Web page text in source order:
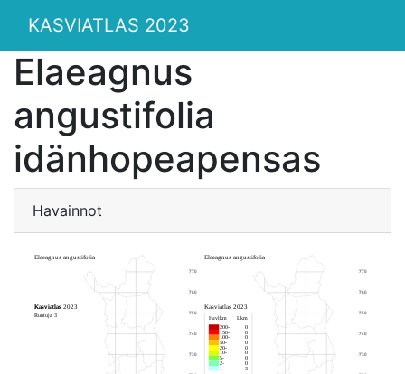
KASVIATLAS 2023
Elaeagnus
angustifolia
idänhopeapensas
Havainnot